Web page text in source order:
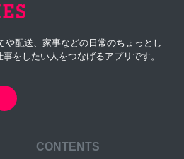
や配送、家事などの日常のちょっとし
をしたい人をつなげるアプリです。
CONTENTS